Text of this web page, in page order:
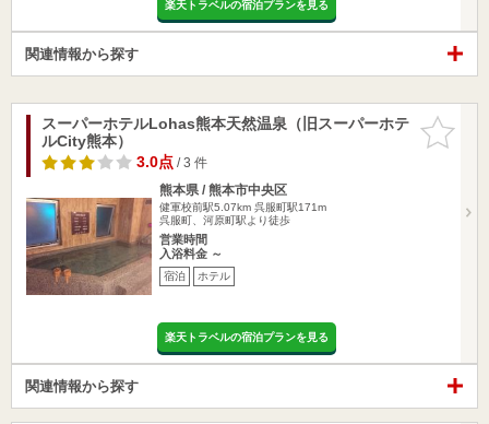
楽天トラベルの宿泊プランを見る
関連情報から探す
お気に入
りに追加
スーパーホテルLohas熊本天然温泉（旧スーパーホテ
ルCity熊本）
3.0点/ 3 件
熊本県 / 熊本市中央区
健軍校前駅5.07km 呉服町駅171m
呉服町、河原町駅より徒歩
営業時間
入浴料金 ～
宿泊 ホテル
楽天トラベルの宿泊プランを見る
関連情報から探す